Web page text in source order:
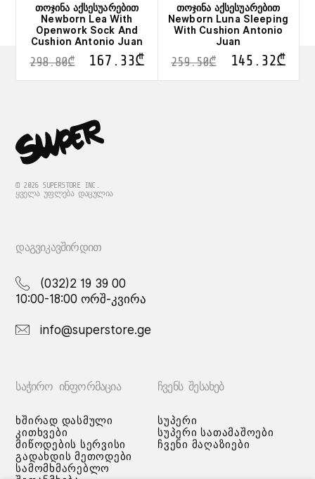
თოჯინა აქსესუარებით
Newborn Lea With
Openwork Sock And
Cushion Antonio Juan
298.80₾ 167.33₾
თოჯინა აქსესუარებით
Newborn Luna Sleeping
With Cushion Antonio
Juan
259.50₾ 145.32₾
© 2026 SUPERSTORE INC.
ᲧᲕᲔᲚᲐ ᲣᲤᲚᲔᲑᲐ ᲓᲐᲪᲣᲚᲘᲐ
ᲓᲐᲒᲕᲘᲙᲐᲕᲨᲘᲠᲓᲘᲗ
(032)2 19 39 00
10:00-18:00 ორშ-კვირა
info@superstore.ge
ᲡᲐᲭᲘᲠᲝ ᲘᲜᲤᲝᲠᲛᲐᲪᲘᲐ
ხშირად დასმული
კითხვები
მიწოდების სერვისი
გადახდის მეთოდები
სამომხმარებლო
ᲩᲕᲔᲜᲡ ᲨᲔᲡᲐᲮᲔᲑ
სუპერი
სუპერი სათამაშოები
ჩვენი მაღაზიები